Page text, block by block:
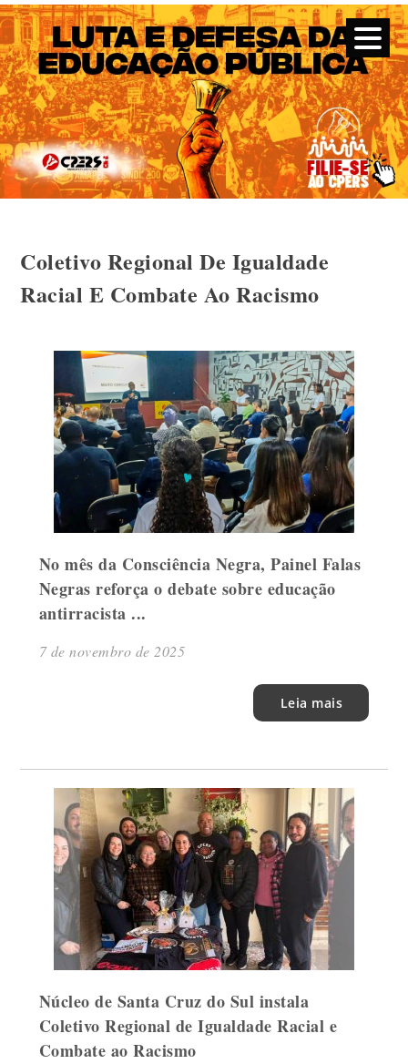
CPERS – Sindicato
CPERS – Sindicato dos Professores e Funcionários de escola
do Estado do Rio Grande do Sul
Coletivo Regional De Igualdade
Racial E Combate Ao Racismo
No mês da Consciência Negra, Painel Falas
Negras reforça o debate sobre educação
antirracista ...
7 de novembro de 2025
Leia mais
Núcleo de Santa Cruz do Sul instala
Coletivo Regional de Igualdade Racial e
Combate ao Racismo